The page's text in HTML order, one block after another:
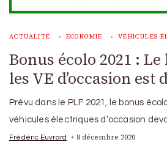
ACTUALITÉ ECONOMIE VÉHICULES
Bonus écolo 2021 :
les VE d’occasion est
Prévu dans le PLF 2021, le bonus
véhicules électriques d’occasion
Frédéric Euvrard 8 décembre 2020